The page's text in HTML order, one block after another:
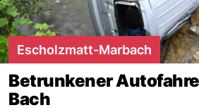
Escholzmatt-Marbach
Betrunkener
Bach